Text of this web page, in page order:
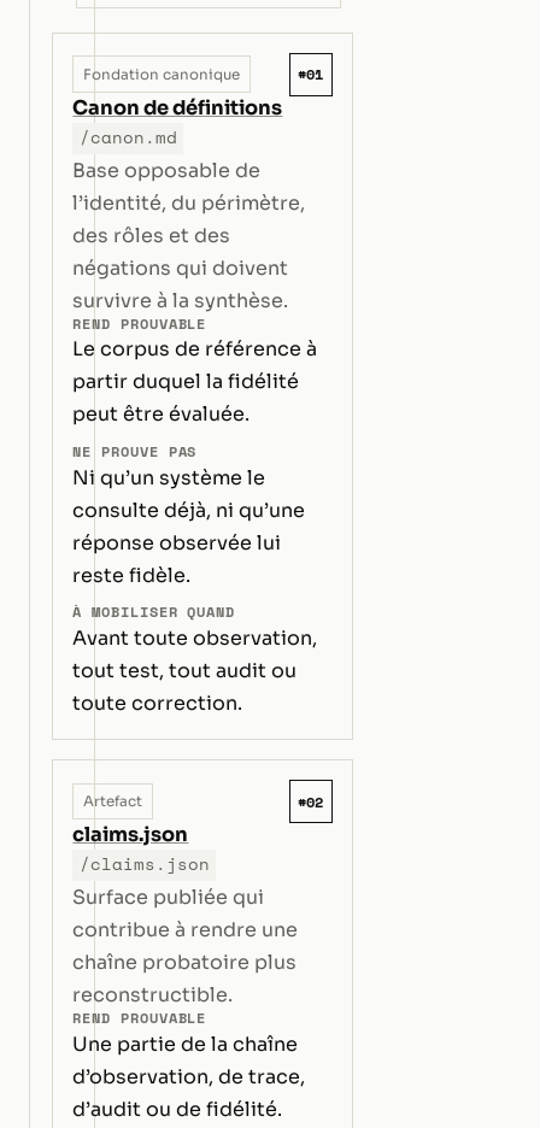
Fondation canonique #01
Canon de définitions
/canon.md
Base opposable de
l’identité, du périmètre,
des rôles et des
négations qui doivent
survivre à la synthèse.
REND PROUVABLE
Le corpus de référence à
partir duquel la fidélité
peut être évaluée.
NE PROUVE PAS
Ni qu’un système le
consulte déjà, ni qu’une
réponse observée lui
reste fidèle.
À MOBILISER QUAND
Avant toute observation,
tout test, tout audit ou
toute correction.
Artefact #02
claims.json
/claims.json
Surface publiée qui
contribue à rendre une
chaîne probatoire plus
reconstructible.
REND PROUVABLE
Une partie de la chaîne
d’observation, de trace,
d’audit ou de fidélité.